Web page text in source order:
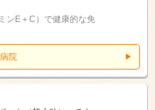
ンE＋C）で健康的な免
院